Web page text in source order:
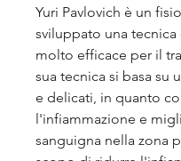
Yuri Pavlovich è un
sviluppato una
molto efficace per il
sua tecnica si basa su
e delicati, in quanto
l'infiammazione e
sanguigna nella zona